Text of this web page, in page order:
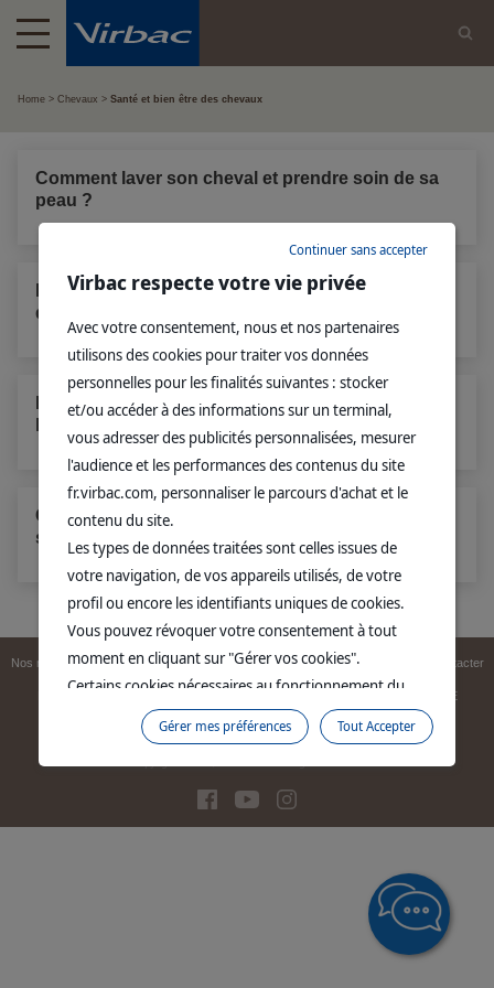
Home Chevaux Santé et bien être des chevaux
Comment laver son cheval et prendre soin de sa
peau ?
Bouche du cheval : connaître les particularités et
détecter les problèmes aux dents
Puce électronique chez le cheval : 3 étapes pour
Cheval : pourquoi est-il important de vermifuger
son cheval ?
Nos médicaments vétérinaires Mentions légales Site corporate Nous contacter
Attributs QCE
Gérer mes préférences
Virbac respecte votre vie privée
Avec votre consentement, nous et nos partenaires
utilisons des cookies pour traiter vos données
personnelles pour les finalités suivantes : stocker
et/ou accéder à des informations sur un terminal,
vous adresser des publicités personnalisées, mesurer
l'audience et les performances des contenus du site
fr.virbac.com, personnaliser le parcours d'achat et le
contenu du site.
Les types de données traitées sont celles issues de
votre navigation, de vos appareils utilisés, de votre
profil ou encore les identifiants uniques de cookies.
Vous pouvez révoquer votre consentement à tout
moment en cliquant sur "Gérer vos cookies".
Certains cookies nécessaires au fonctionnement du
site sont déposés sans votre consentement. Ils
permettent et facilitent votre navigation sur le site. En
cliquant sur “Continuer sans accepter” aucun cookie
soumis à votre consentement ne sera déposé.
Pour plus d'informations, vous pouvez consulter
Continuer sans accepter
Tout Accepter
Gérer mes préférences